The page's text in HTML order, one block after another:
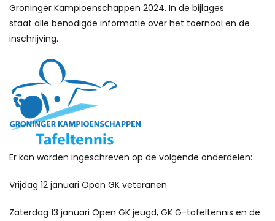
Groninger Kampioenschappen 2024. In de bijlages
staat alle benodigde informatie over het toernooi en de
inschrijving.
Er kan worden ingeschreven op de volgende onderdelen:
Vrijdag 12 januari Open GK veteranen
Zaterdag 13 januari Open GK jeugd, GK G-tafeltennis en de